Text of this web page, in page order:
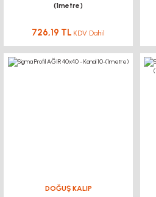
(1metre)
726,19 TL KDV Dahil
DOĞUŞ KALIP